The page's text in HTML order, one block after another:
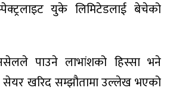
युके लिमिटेडलाई बेचेको
पाउने लाभांशको हिस्सा भने
खरिद सम्झौतामा उल्लेख भएको